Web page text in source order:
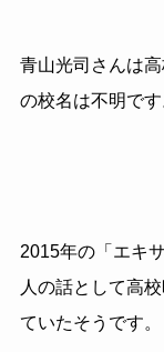
青山光司さんは
の校名は不明です
2015年の「エキ
人の話として高
ていたそうです。